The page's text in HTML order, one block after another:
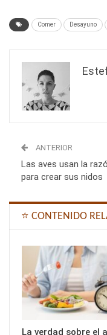
Comer Desayuno
ANTERIOR
Las aves usan la
para crear sus nidos
⭐ CONTENIDO
La verdad sobre el